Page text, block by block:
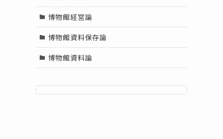
博物館経営論
博物館資料保存論
博物館資料論